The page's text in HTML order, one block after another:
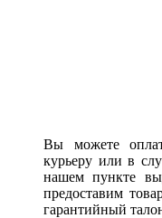
Вы можете
курьеру или в
нашем пункте
предоставим
гарантийный